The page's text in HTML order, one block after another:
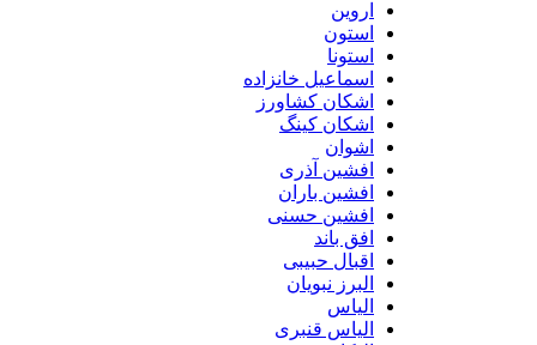
اسماعیل خانزاده
اشکان کشاورز
اشکان کینگ
افشین آذری
افشین باران
افشین حسنی
افق باند
اقبال حبیبی
البرز نبویان
الیاس قنبرى